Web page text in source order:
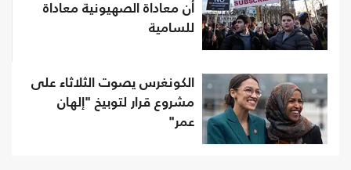
أن معاداة الصهيونية معاداة
للسامية
الكونغرس يصوت الثلاثاء على
مشروع قرار لتوبيخ "إلهان
عمر"